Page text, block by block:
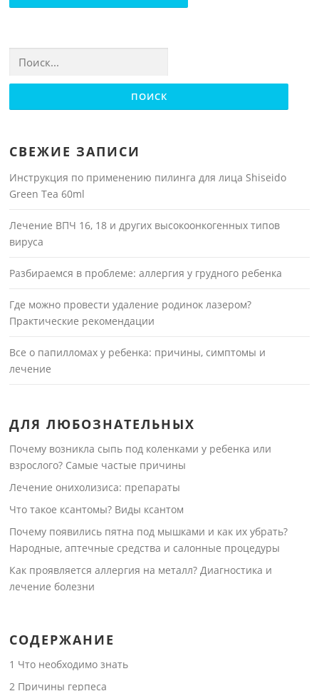
СВЕЖИЕ ЗАПИСИ
Инструкция по применению пилинга для лица Shiseido
Green Tea 60ml
Лечение ВПЧ 16, 18 и других высокоонкогенных типов
вируса
Разбираемся в проблеме: аллергия у грудного ребенка
Где можно провести удаление родинок лазером?
Практические рекомендации
Все о папилломах у ребенка: причины, симптомы и
лечение
ДЛЯ ЛЮБОЗНАТЕЛЬНЫХ
Почему возникла сыпь под коленками у ребенка или
взрослого? Самые частые причины
Лечение онихолизиса: препараты
Что такое ксантомы? Виды ксантом
Почему появились пятна под мышками и как их убрать?
Народные, аптечные средства и салонные процедуры
Как проявляется аллергия на металл? Диагностика и
лечение болезни
СОДЕРЖАНИЕ
1 Что необходимо знать
2 Причины герпеса